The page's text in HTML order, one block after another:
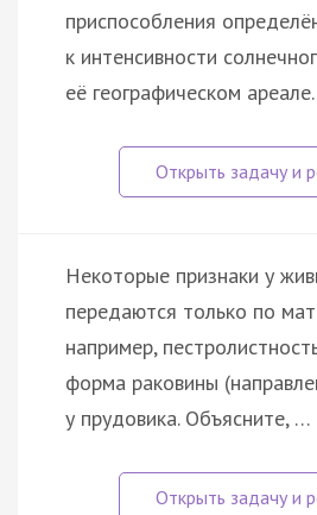
приспособления
к интенсивности
её географическом
Некоторые признаки у
передаются только по
например,
форма раковины
у прудовика. Объясните, …